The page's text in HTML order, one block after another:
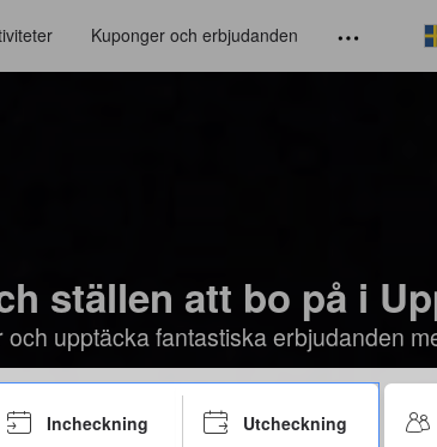
Kuponger och erbjudanden
ställen att bo på i
upptäcka fantastiska erbjudanden
Incheckning Utcheckning